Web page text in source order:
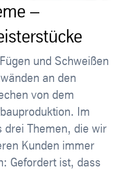
–
und Schweißen
an den
von dem
Im
drei Themen, die wir
Kunden immer
Gefordert ist, dass